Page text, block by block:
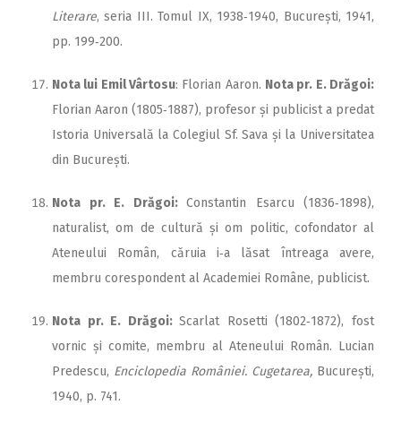
Literare, seria III. Tomul IX, 1938‑1940, București, 1941,
pp. 199‑200.
Nota lui Emil Vârtosu: Florian Aaron. Nota pr. E. Drăgoi:
Florian Aaron (1805‑1887), profesor și publicist a predat
Istoria Universală la Colegiul Sf. Sava și la Universitatea
din București.
Nota pr. E. Drăgoi: Constantin Esarcu (1836‑1898),
naturalist, om de cultură și om politic, cofondator al
Ateneului Român, căruia i‑a lăsat întreaga avere,
membru corespondent al Academiei Române, publicist.
Nota pr. E. Drăgoi:Scarlat Rosetti (1802‑1872), fost
vornic și comite, membru al Ateneului Român. Lucian
Predescu, Enciclopedia României. Cugetarea, București,
1940, p. 741.